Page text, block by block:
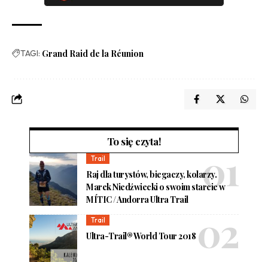
TAGI: Grand Raid de la Réunion
To się czyta!
Trail
Raj dla turystów, biegaczy, kolarzy.
Marek Niedźwiecki o swoim starcie w
MÍTIC / Andorra Ultra Trail
Trail
Ultra-Trail® World Tour 2018